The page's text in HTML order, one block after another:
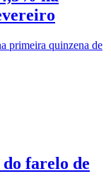
primeira quinzena de
farelo de